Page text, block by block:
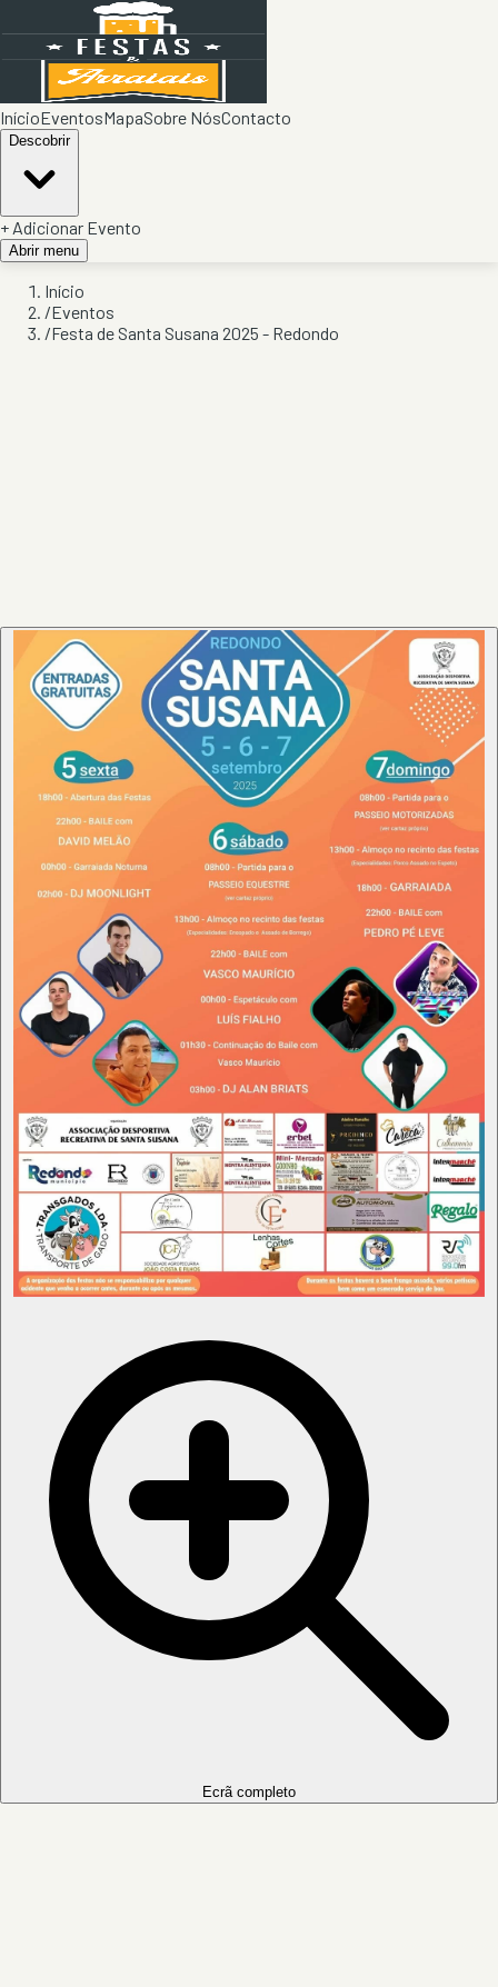
InícioEventosMapaSobre NósContacto
Descobrir
+ Adicionar Evento
Abrir menu
Início
/Eventos
/Festa de Santa Susana 2025 - Redondo
Ecrã completo